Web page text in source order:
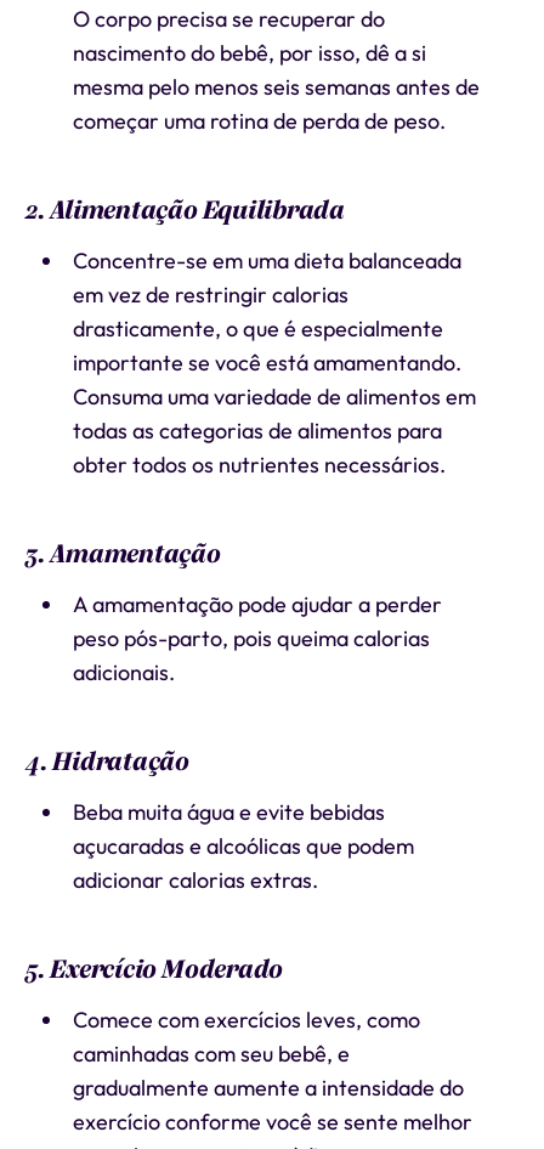
O corpo precisa se recuperar do
nascimento do bebê, por isso, dê a si
mesma pelo menos seis semanas antes de
começar uma rotina de perda de peso.
2. Alimentação Equilibrada
Concentre-se em uma dieta balanceada
em vez de restringir calorias
drasticamente, o que é especialmente
importante se você está amamentando.
Consuma uma variedade de alimentos em
todas as categorias de alimentos para
obter todos os nutrientes necessários.
3. Amamentação
A amamentação pode ajudar a perder
peso pós-parto, pois queima calorias
adicionais.
4. Hidratação
Beba muita água e evite bebidas
açucaradas e alcoólicas que podem
adicionar calorias extras.
5. Exercício Moderado
Comece com exercícios leves, como
caminhadas com seu bebê, e
gradualmente aumente a intensidade do
exercício conforme você se sente melhor